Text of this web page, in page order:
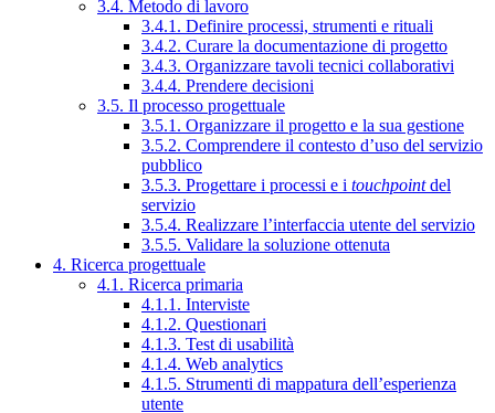
3.4. Metodo di lavoro
3.4.1. Definire processi, strumenti e rituali
3.4.2. Curare la documentazione di progetto
3.4.3. Organizzare tavoli tecnici collaborativi
3.4.4. Prendere decisioni
3.5. Il processo progettuale
3.5.1. Organizzare il progetto e la sua gestione
3.5.2. Comprendere il contesto d’uso del servizio
pubblico
3.5.3. Progettare i processi e i touchpointdel
servizio
3.5.4. Realizzare l’interfaccia utente del servizio
3.5.5. Validare la soluzione ottenuta
4. Ricerca progettuale
4.1. Ricerca primaria
4.1.1. Interviste
4.1.2. Questionari
4.1.3. Test di usabilità
4.1.4. Web analytics
4.1.5. Strumenti di mappatura dell’esperienza
utente